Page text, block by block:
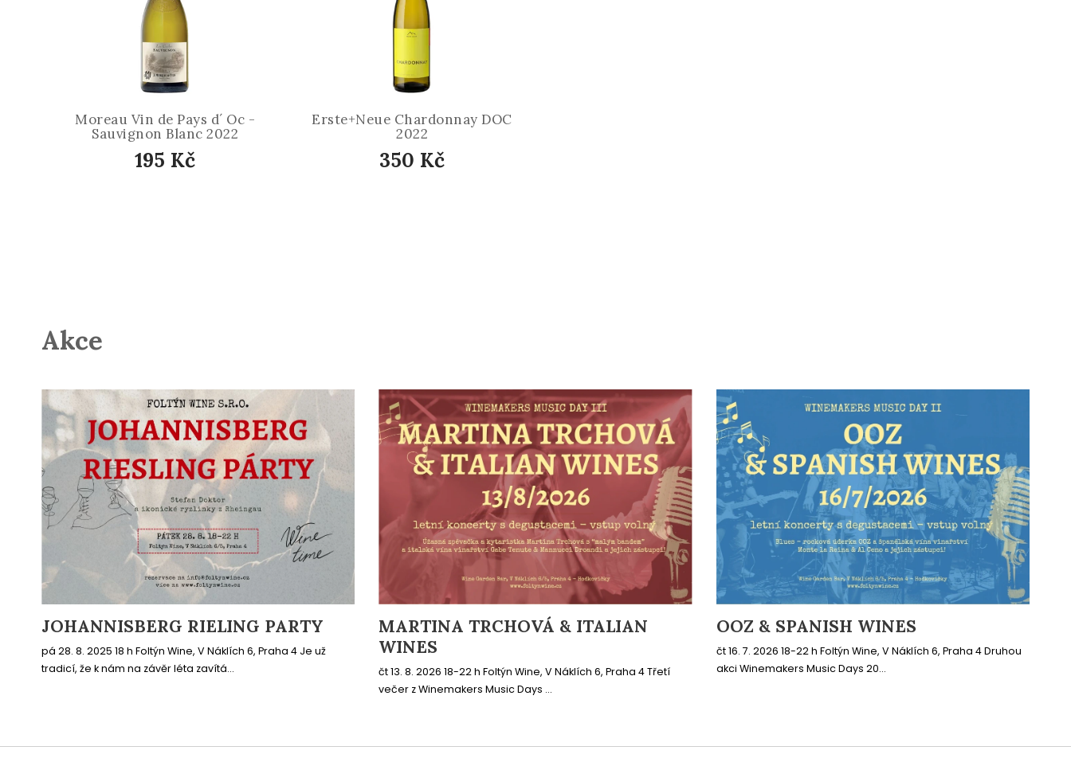
Moreau Vin de Pays d´ Oc -
Sauvignon Blanc 2022
195 Kč
Erste+Neue Chardonnay DOC
2022
350 Kč
Akce
JOHANNISBERG RIELING PARTY
pá 28. 8. 2025 18 h Foltýn Wine, V Náklích 6, Praha 4 Je už
tradicí, že k nám na závěr léta zavítá...
MARTINA TRCHOVÁ & ITALIAN
WINES
čt 13. 8. 2026 18-22 h Foltýn Wine, V Náklích 6, Praha 4 Třetí
večer z Winemakers Music Days ...
OOZ & SPANISH WINES
čt 16. 7. 2026 18-22 h Foltýn Wine, V Náklích 6, Praha 4 Druhou
akci Winemakers Music Days 20...